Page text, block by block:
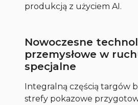
produkcją z użyciem AI.
Nowoczesne
przemysłowe w
specjalne
Integralną częścią targów
strefy pokazowe